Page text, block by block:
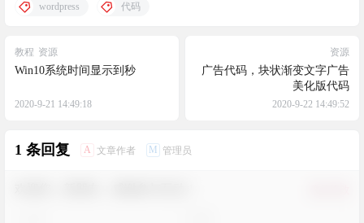
wordpress 代码
教程 资源
Win10系统时间显示到秒
2020-9-21 14:49:18
资源
广告代码，块状渐变文字广告
美化版代码
2020-9-22 14:49:52
1 条回复 A 文章作者 M 管理员